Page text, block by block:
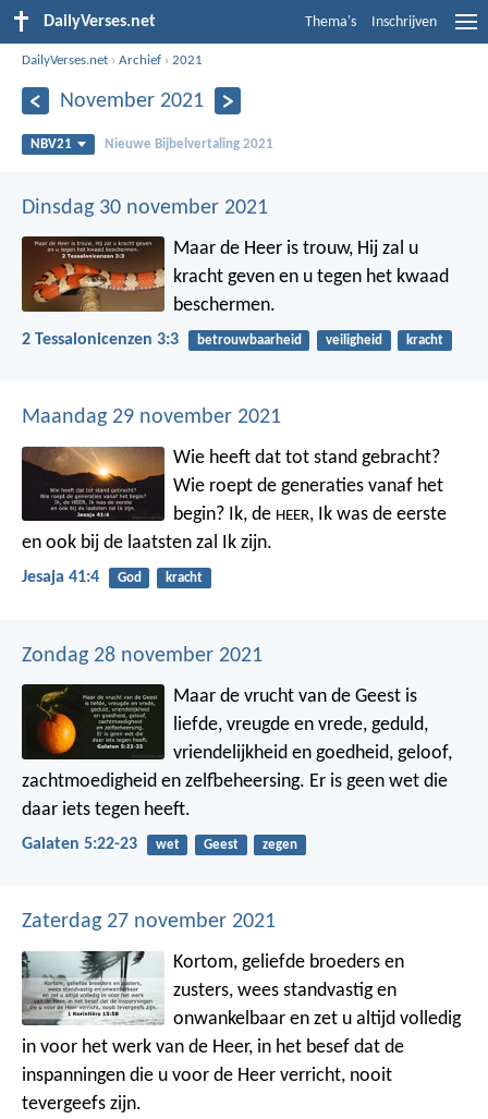
DailyVerses.net Thema's Inschrijven
DailyVerses.net ›Archief ›2021
November 2021
NBV21 Nieuwe Bijbelvertaling 2021
Dinsdag 30 november 2021
Maar de Heer is trouw, Hij zal u
kracht geven en u tegen het kwaad
beschermen.
2 Tessalonicenzen 3:3 betrouwbaarheid veiligheid kracht
Maandag 29 november 2021
Wie heeft dat tot stand gebracht?
Wie roept de generaties vanaf het
begin? Ik, de HEER, Ik was de eerste
en ook bij de laatsten zal Ik zijn.
Jesaja 41:4 God kracht
Zondag 28 november 2021
Maar de vrucht van de Geest is
liefde, vreugde en vrede, geduld,
vriendelijkheid en goedheid, geloof,
zachtmoedigheid en zelfbeheersing. Er is geen wet die
daar iets tegen heeft.
Galaten 5:22-23 wet Geest zegen
Zaterdag 27 november 2021
Kortom, geliefde broeders en
zusters, wees standvastig en
onwankelbaar en zet u altijd volledig
in voor het werk van de Heer, in het besef dat de
inspanningen die u voor de Heer verricht, nooit
tevergeefs zijn.